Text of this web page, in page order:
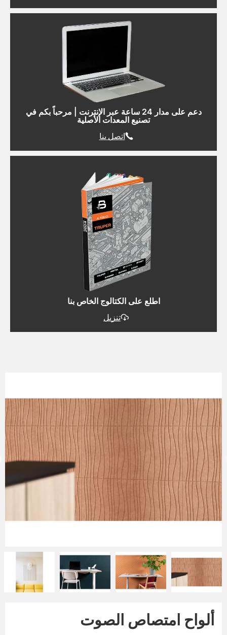
دعم على مدار 24 ساعة عبر الإنترنت | مرحباً بكم في
تصنيع المعدات الأصلية
اتصل بنا
اطلع على الكتالوج الخاص بنا
تنزيل
ألواح امتصاص الصوت